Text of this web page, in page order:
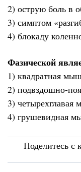
2) острую боль в
3) симптом
4) блокаду
Фазической
1) квадратная
2) подвздошно-
3)
4) грушевидная
Поделитесь с